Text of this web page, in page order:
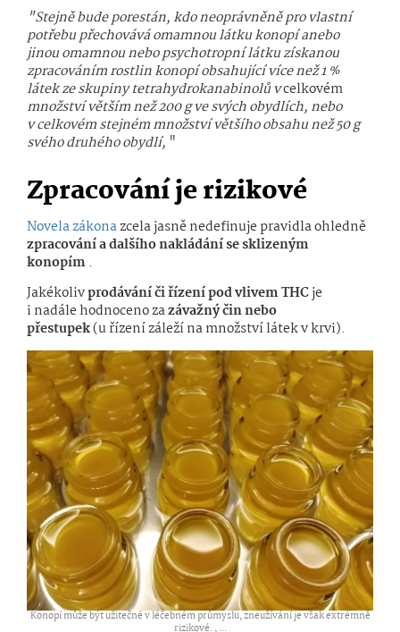
"Stejně bude porestán, kdo neoprávněně pro vlastní
potřebu přechovává omamnou látku konopí anebo
jinou omamnou nebo psychotropní látku získanou
zpracováním rostlin konopí obsahující více než 1 %
látek ze skupiny tetrahydrokana­binolů vcelkovém
množství větším než 200 g ve svých obydlích, nebo
v celkovém stejném množství většího obsahu než 50 g
svého druhého obydlí, "
Zpracování je rizikové
Novela zákonazcela jasně nedefinuje pravidla ohledně
zpracování a dalšího nakládání se sklizeným
konopím.
Jakékolivprodávání či řízení pod vlivem THCje
i nadále hodnoceno zazávažný čin nebo
přestupek(u řízení záleží na množství látek v krvi).
Konopí může být užitečné v léčebném průmyslu, zneužívání je však extrémně